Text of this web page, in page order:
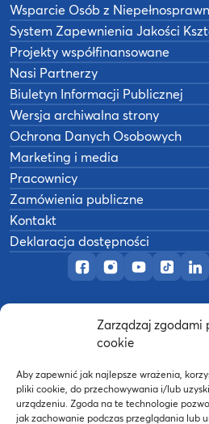
Zarządzaj zgodami
cookie
Aby zapewnić jak najlepsze wrażenia,
pliki cookie, do przechowywania i/lub
urządzeniu. Zgoda na te technologie
jak zachowanie podczas przeglądania lub
Profil AWF Poznań w
Profil AWF
Profil AWF
Profil
Wsparcie Osób z
System Zapewnienia Jakości
Projekty współfinansowane
Nasi Partnerzy
Biuletyn Informacji Publicznej
Wersja archiwalna strony
Ochrona Danych Osobowych
Marketing i media
Pracownicy
Zamówienia publiczne
Kontakt
Deklaracja dostępności
Akademia Wychowania
Wykonanie: nFinity.pl